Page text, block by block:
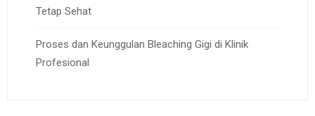
Tetap Sehat
Proses dan Keunggulan Bleaching Gigi di Klinik
Profesional